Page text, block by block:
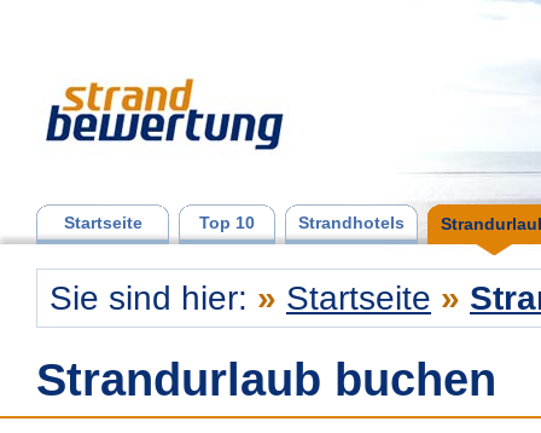
Startseite Top 10 Strandhotels
Sie sind hier: » Startseite »
Strandurlaub buchen